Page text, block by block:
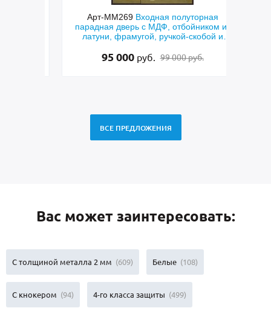
Арт-ММ269Входная полуторная
парадная дверь с МДФ, отбойником из
латуни, фрамугой, ручкой-скобой и
95 000руб. 99 000 руб.
ВСЕ ПРЕДЛОЖЕНИЯ
Вас может заинтересовать:
С толщиной металла 2 мм (609) Белые (108)
С кнокером (94) 4-го класса защиты (499)